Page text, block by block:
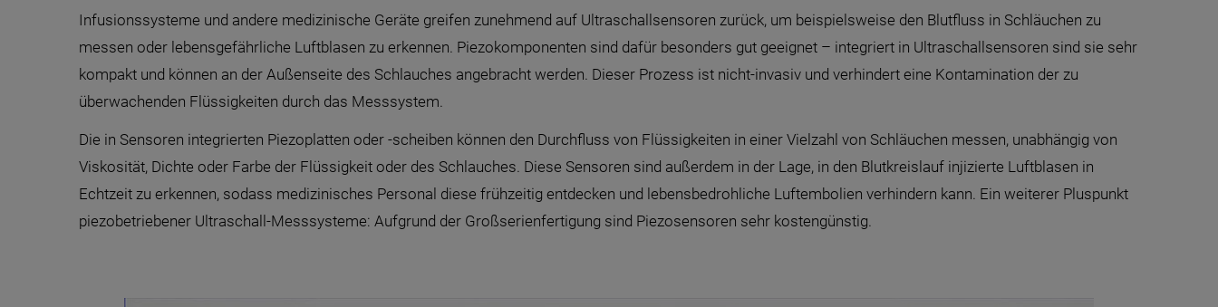
Infusionssysteme und andere medizinische Geräte greifen zunehmend auf Ultraschallsensoren zurück, um beispielsweise den Blutfluss in Schläuchen zu
messen oder lebensgefährliche Luftblasen zu erkennen. Piezokomponenten sind dafür besonders gut geeignet – integriert in Ultraschallsensoren sind sie sehr
kompakt und können an der Außenseite des Schlauches angebracht werden. Dieser Prozess ist nicht-invasiv und verhindert eine Kontamination der zu
überwachenden Flüssigkeiten durch das Messsystem.
Die in Sensoren integrierten Piezoplatten oder -scheiben können den Durchfluss von Flüssigkeiten in einer Vielzahl von Schläuchen messen, unabhängig von
Viskosität, Dichte oder Farbe der Flüssigkeit oder des Schlauches. Diese Sensoren sind außerdem in der Lage, in den Blutkreislauf injizierte Luftblasen in
Echtzeit zu erkennen, sodass medizinisches Personal diese frühzeitig entdecken und lebensbedrohliche Luftembolien verhindern kann. Ein weiterer Pluspunkt
piezobetriebener Ultraschall-Messsysteme: Aufgrund der Großserienfertigung sind Piezosensoren sehr kostengünstig.